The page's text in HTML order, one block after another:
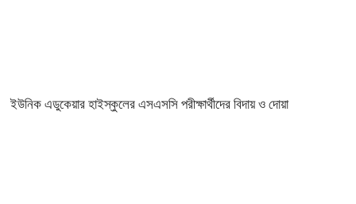
ইউনিক এডুকেয়ার হাইস্কুলের এসএসসি পরীক্ষার্থীদের বিদায় ও দোয়া